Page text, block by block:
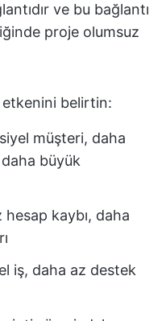
ve bu bağlantı
proje olumsuz
belirtin:
müşteri, daha
büyük
hesap kaybı, daha
iş, daha az destek